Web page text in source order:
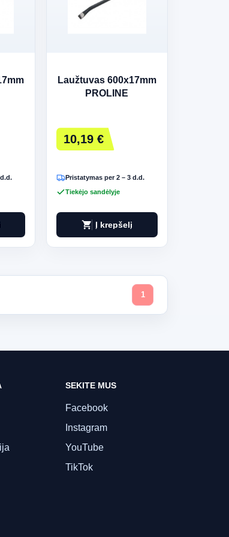
Laužtuvas 600x17mm
PROLINE
10,19 €
Pristatymas per 2 – 3 d.d.
Tiekėjo sandėlyje
shopping_cart Į krepšelį
1
SEKITE MUS
Facebook
Instagram
YouTube
TikTok